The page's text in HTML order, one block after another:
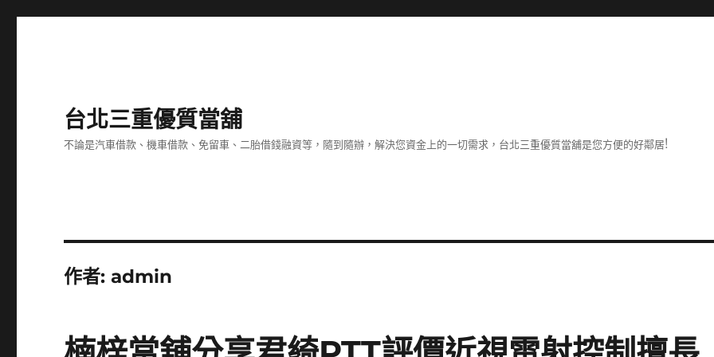
台北三重優質當舖
不論是汽車借款、機車借款、免留車、二胎借錢融資等，隨到隨辦，解決您資金上的一切需求，台北三重優質當舖是您方便的好鄰居!
作者:admin